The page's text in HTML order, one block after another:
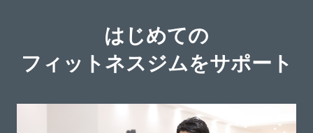
はじめての
フィットネスジムをサポート